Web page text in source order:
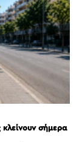
κλείνουν σήμερα